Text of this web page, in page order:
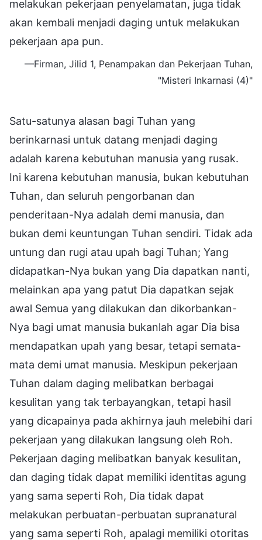
melakukan pekerjaan penyelamatan, juga tidak
akan kembali menjadi daging untuk melakukan
pekerjaan apa pun.
—Firman, Jilid 1, Penampakan dan Pekerjaan Tuhan,
"Misteri Inkarnasi (4)"
Satu-satunya alasan bagi Tuhan yang
berinkarnasi untuk datang menjadi daging
adalah karena kebutuhan manusia yang rusak.
Ini karena kebutuhan manusia, bukan kebutuhan
Tuhan, dan seluruh pengorbanan dan
penderitaan-Nya adalah demi manusia, dan
bukan demi keuntungan Tuhan sendiri. Tidak ada
untung dan rugi atau upah bagi Tuhan; Yang
didapatkan-Nya bukan yang Dia dapatkan nanti,
melainkan apa yang patut Dia dapatkan sejak
awal Semua yang dilakukan dan dikorbankan-
Nya bagi umat manusia bukanlah agar Dia bisa
mendapatkan upah yang besar, tetapi semata-
mata demi umat manusia. Meskipun pekerjaan
Tuhan dalam daging melibatkan berbagai
kesulitan yang tak terbayangkan, tetapi hasil
yang dicapainya pada akhirnya jauh melebihi dari
pekerjaan yang dilakukan langsung oleh Roh.
Pekerjaan daging melibatkan banyak kesulitan,
dan daging tidak dapat memiliki identitas agung
yang sama seperti Roh, Dia tidak dapat
melakukan perbuatan-perbuatan supranatural
yang sama seperti Roh, apalagi memiliki otoritas